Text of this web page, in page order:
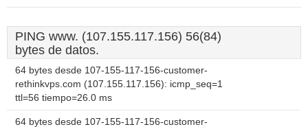
PING www. (107.155.117.156) 56(84)
bytes de datos.
64 bytes desde 107-155-117-156-customer-
rethinkvps.com (107.155.117.156): icmp_seq=1
ttl=56 tiempo=26.0 ms
64 bytes desde 107-155-117-156-customer-